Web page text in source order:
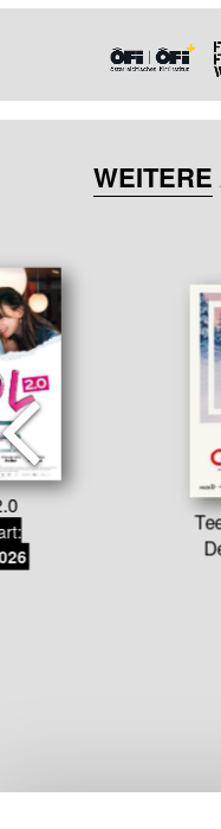
WEITERE